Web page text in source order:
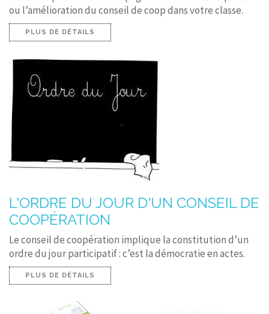
ou l’amélioration du conseil de coop dans votre classe.
PLUS DE DÉTAILS
L'ORDRE DU JOUR D'UN CONSEIL DE
COOPÉRATION
Le conseil de coopération implique la constitution d’un
ordre du jour participatif : c’est la démocratie en actes.
PLUS DE DÉTAILS